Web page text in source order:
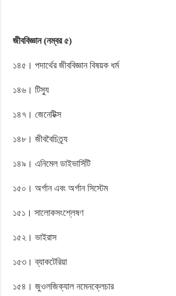
জীববিজ্ঞান (নম্বর ৫)
১৪৫। পদার্থের জীববিজ্ঞান বিষয়ক ধর্ম
১৪৬। টিস্যু
১৪৭। জেনেটিক্স
১৪৮। জীববৈচিত্র্য
১৪৯। এনিমেল ডাইভার্সিটি
১৫০। অর্গান এবং অর্গান সিস্টেম
১৫১। সালোকসংশ্লেষণ
১৫২। ভাইরাস
১৫৩। ব্যাকটেরিয়া
১৫৪। জুওলজিক্যাল নমেনক্লেচার